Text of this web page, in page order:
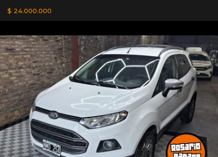
$ 24.000.000